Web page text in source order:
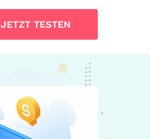
JETZT TESTEN